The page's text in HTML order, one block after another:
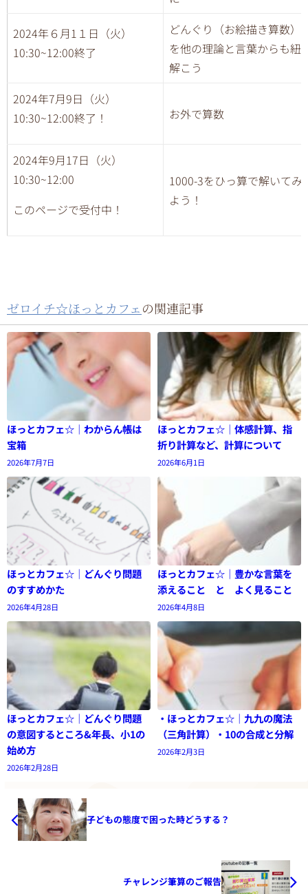
2024年６月1１日（火）
10:30~12:00終了
どんぐり（お絵描き算数）
を他の理論と言葉からも紐
解こう
2024年7月9日（火）
10:30~12:00終了！
お外で算数
2024年9月17日（火）
10:30~12:00
このページで受付中！
1000-3をひっ算で解いてみ
よう！
ゼロイチ☆ほっとカフェの関連記事
ほっとカフェ☆｜わからん帳は
宝箱
2026年7月7日
ほっとカフェ☆｜体感計算、指
折り計算など、計算について
2026年6月1日
ほっとカフェ☆｜どんぐり問題
のすすめかた
2026年4月28日
ほっとカフェ☆｜豊かな言葉を
添えること と よく見ること
2026年4月8日
ほっとカフェ☆｜どんぐり問題
の意図するところ&年長、小1の
始め方
2026年2月28日
・ほっとカフェ☆｜九九の魔法
（三角計算）・10の合成と分解
2026年2月3日
子どもの態度で困った時どうする？
チャレンジ筆算のご報告